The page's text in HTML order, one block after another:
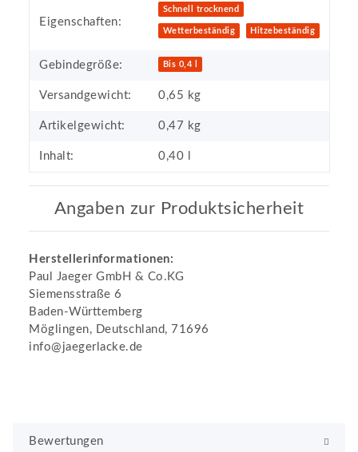
Eigenschaften:
Schnell trocknend
Wetterbeständig Hitzebeständig
Gebindegröße: Bis 0,4 l
Versandgewicht: 0,65 kg
Artikelgewicht: 0,47 kg
Inhalt: 0,40 l
Angaben zur Produktsicherheit
Herstellerinformationen:
Paul Jaeger GmbH & Co.KG
Siemensstraße 6
Baden-Württemberg
Möglingen, Deutschland, 71696
info@jaegerlacke.de
Bewertungen